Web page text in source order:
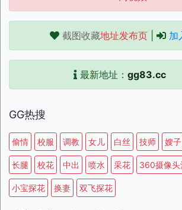
截图收藏地址发布页| 加
最新地址： gg83.cc
GG热搜
偷情 校服 调教 女儿 白丝 技师 嫂子
长腿 校花 中出 喷水 采花 360摄像头
小宝探花 换妻 双飞探花